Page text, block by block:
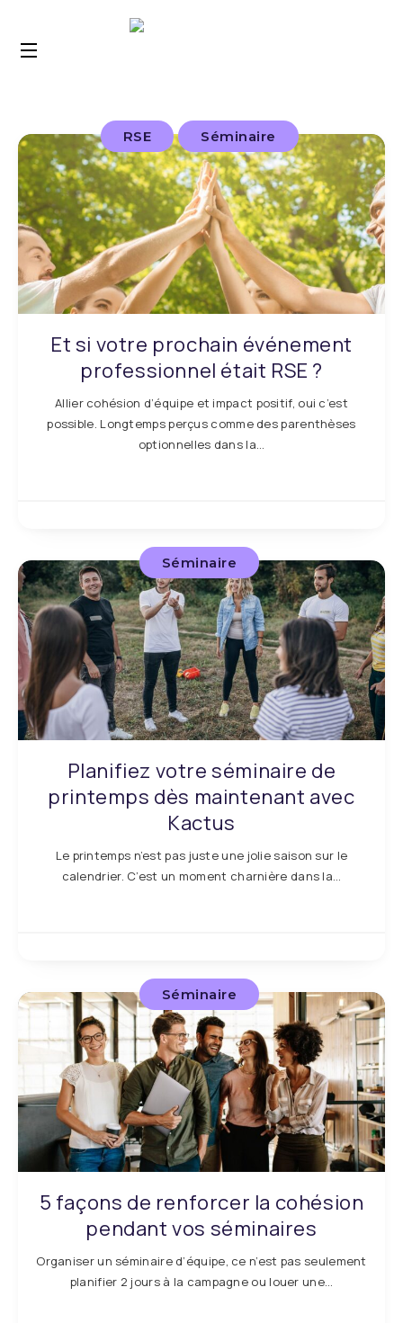
RSE Séminaire
Et si votre prochain événement
professionnel était RSE ?
Allier cohésion d’équipe et impact positif, oui c’est
possible. Longtemps perçus comme des parenthèses
optionnelles dans la…
Séminaire
Planifiez votre séminaire de
printemps dès maintenant avec
Kactus
Le printemps n’est pas juste une jolie saison sur le
calendrier. C’est un moment charnière dans la…
Séminaire
5 façons de renforcer la cohésion
pendant vos séminaires
Organiser un séminaire d’équipe, ce n’est pas seulement
planifier 2 jours à la campagne ou louer une…